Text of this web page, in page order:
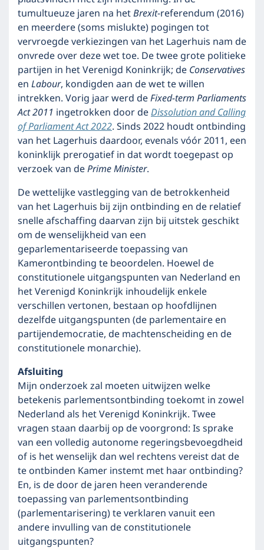
tumultueuze jaren na hetBrexit-referendum (2016)
en meerdere (soms mislukte) pogingen tot
vervroegde verkiezingen van het Lagerhuis nam de
onvrede over deze wet toe. De twee grote politieke
partijen in het Verenigd Koninkrijk; deConservatives
enLabour, kondigden aan de wet te willen
intrekken. Vorig jaar werd deFixed-term Parliaments
Act 2011 ingetrokken door deDissolution and Calling
of Parliament Act 2022. Sinds 2022 houdt ontbinding
van het Lagerhuis daardoor, evenals vóór 2011, een
koninklijk prerogatief in dat wordt toegepast op
verzoek van dePrime Minister.
De wettelijke vastlegging van de betrokkenheid
van het Lagerhuis bij zijn ontbinding en de relatief
snelle afschaffing daarvan zijn bij uitstek geschikt
om de wenselijkheid van een
geparlementariseerde toepassing van
Kamerontbinding te beoordelen. Hoewel de
constitutionele uitgangspunten van Nederland en
het Verenigd Koninkrijk inhoudelijk enkele
verschillen vertonen, bestaan op hoofdlijnen
dezelfde uitgangspunten (de parlementaire en
partijendemocratie, de machtenscheiding en de
constitutionele monarchie).
Afsluiting
Mijn onderzoek zal moeten uitwijzen welke
betekenis parlementsontbinding toekomt in zowel
Nederland als het Verenigd Koninkrijk. Twee
vragen staan daarbij op de voorgrond: Is sprake
van een volledig autonome regeringsbevoegdheid
of is het wenselijk dan wel rechtens vereist dat de
te ontbinden Kamer instemt met haar ontbinding?
En, is de door de jaren heen veranderende
toepassing van parlementsontbinding
(parlementarisering) te verklaren vanuit een
andere invulling van de constitutionele
uitgangspunten?